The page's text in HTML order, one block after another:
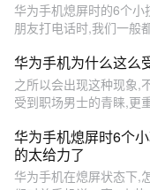
华为手机熄屏时的6个
朋友打电话时,我们一般
华为手机为什么这么
之所以会出现这种现象
受到职场男士的青睐,更
华为手机熄屏时6个
的太给力了
华为手机在熄屏状态下,